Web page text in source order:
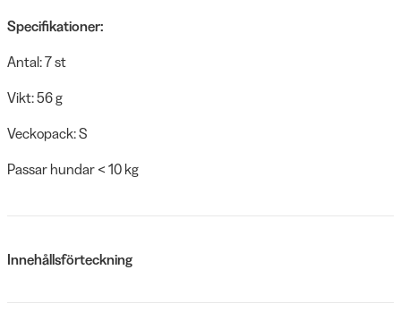
Specifikationer:
Antal: 7 st
Vikt: 56 g
Veckopack: S
Passar hundar < 10 kg
Innehållsförteckning